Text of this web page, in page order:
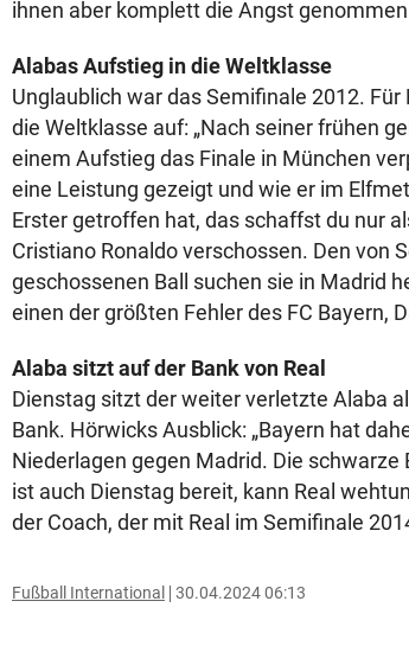
ihnen aber komplett die Angst
Alabas Aufstieg in die Weltklasse
Unglaublich war das Semifinale 2012.
die Weltklasse auf: „Nach seiner frühen
einem Aufstieg das Finale in München
eine Leistung gezeigt und wie er im
Erster getroffen hat, das schaffst du nur
Cristiano Ronaldo verschossen. Den von
geschossenen Ball suchen sie in Madrid
einen der größten Fehler des FC Bayern,
Alaba sitzt auf der Bank von Real
Dienstag sitzt der weiter verletzte Alaba
Bank. Hörwicks Ausblick: „Bayern hat
Niederlagen gegen Madrid. Die
ist auch Dienstag bereit, kann Real
der Coach, der mit Real im Semifinale
Fußball International 30.04.2024 06:13